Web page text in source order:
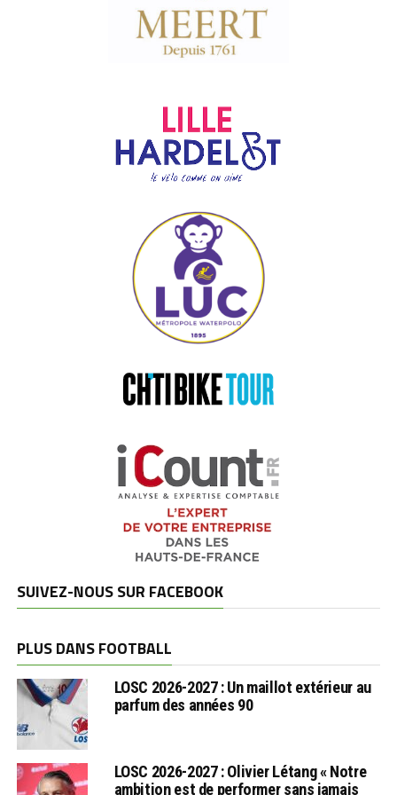
SUIVEZ-NOUS SUR FACEBOOK
PLUS DANS FOOTBALL
LOSC 2026-2027 : Un maillot extérieur au
parfum des années 90
LOSC 2026-2027 : Olivier Létang « Notre
ambition est de performer sans jamais